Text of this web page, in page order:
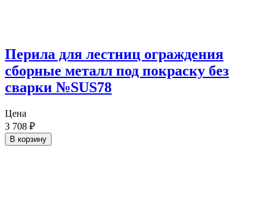
Перила для лестниц ограждения
сборные металл под покраску без
сварки №SUS78
Цена
3 708 ₽
В корзину